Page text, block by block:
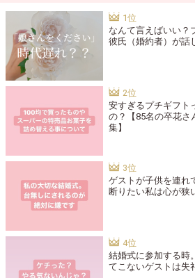
なんて言えばいい？
彼氏（婚約者）が話
安すぎるプチギフト
の？【85名の卒花さ
集】
ゲストが子供を連れ
断りたい私は心が狭
結婚式に参加する時
てこないゲストは失